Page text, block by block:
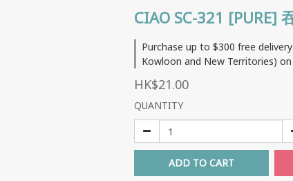
CIAO SC-321 [PURE]
Purchase up to $300 free
Kowloon and New Territories)
HK$21.00
QUANTITY
ADD TO CART